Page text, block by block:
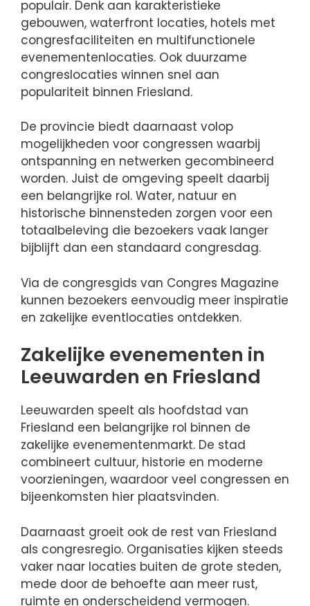
populair. Denk aan karakteristieke
gebouwen, waterfront locaties, hotels met
congresfaciliteiten en multifunctionele
evenementenlocaties. Ook duurzame
congreslocaties winnen snel aan
populariteit binnen Friesland.
De provincie biedt daarnaast volop
mogelijkheden voor congressen waarbij
ontspanning en netwerken gecombineerd
worden. Juist de omgeving speelt daarbij
een belangrijke rol. Water, natuur en
historische binnensteden zorgen voor een
totaalbeleving die bezoekers vaak langer
bijblijft dan een standaard congresdag.
Via de congresgids van Congres Magazine
kunnen bezoekers eenvoudig meer inspiratie
en zakelijke eventlocaties ontdekken.
Zakelijke evenementen in
Leeuwarden en Friesland
Leeuwarden speelt als hoofdstad van
Friesland een belangrijke rol binnen de
zakelijke evenementenmarkt. De stad
combineert cultuur, historie en moderne
voorzieningen, waardoor veel congressen en
bijeenkomsten hier plaatsvinden.
Daarnaast groeit ook de rest van Friesland
als congresregio. Organisaties kijken steeds
vaker naar locaties buiten de grote steden,
mede door de behoefte aan meer rust,
ruimte en onderscheidend vermogen.